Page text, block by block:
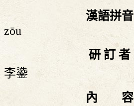
漢語拼音
zōu
研 訂 者
李鍌
內 容